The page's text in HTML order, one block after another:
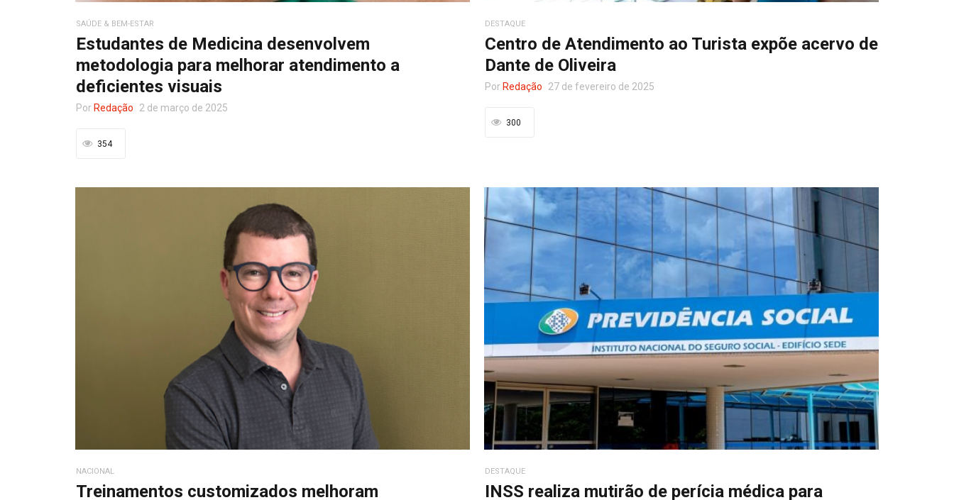
SAÚDE & BEM-ESTAR
Estudantes de Medicina desenvolvem
metodologia para melhorar atendimento a
deficientes visuais
PorRedação 2 de março de 2025
354
DESTAQUE
Centro de Atendimento ao Turista expõe acervo de
Dante de Oliveira
PorRedação 27 de fevereiro de 2025
300
NACIONAL
Treinamentos customizados melhoram
DESTAQUE
INSS realiza mutirão de perícia médica para